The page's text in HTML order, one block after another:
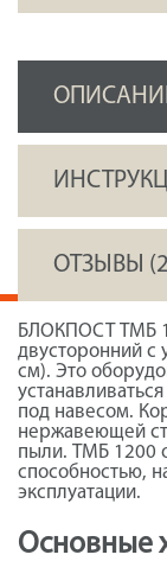
ОТЗЫВЫ
БЛОКПОСТ ТМБ
двусторонний с
см). Это
под навесом.
нержавеющей
пыли. ТМБ 1200
способностью,
эксплуатации.
Основные